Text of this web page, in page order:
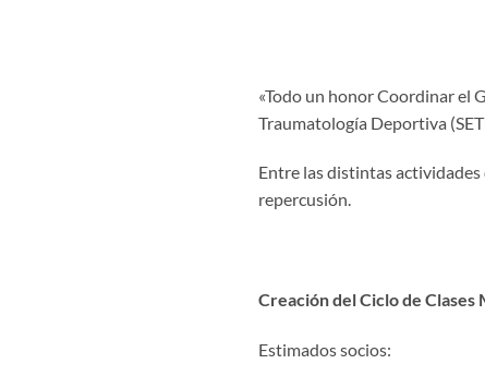
«Todo un honor Coordinar el
Traumatología Deportiva
Entre las distintas actividades
repercusión.
Creación del Ciclo de Clases
Estimados socios: